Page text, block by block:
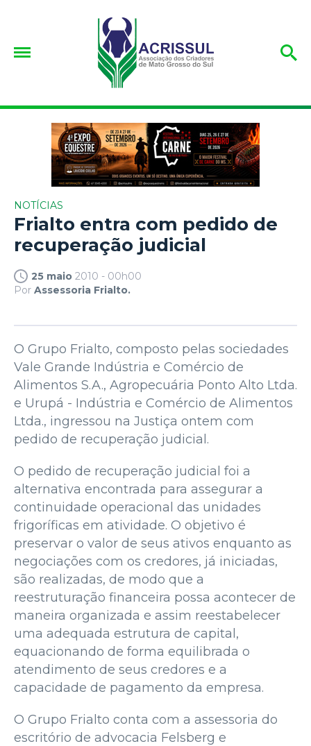
NOTÍCIAS
Frialto entra com pedido de
recuperação judicial
25 maio 2010 - 00h00
Por Assessoria Frialto.
O Grupo Frialto, composto pelas sociedades
Vale Grande Indústria e Comércio de
Alimentos S.A., Agropecuária Ponto Alto Ltda.
e Urupá - Indústria e Comércio de Alimentos
Ltda., ingressou na Justiça ontem com
pedido de recuperação judicial.
O pedido de recuperação judicial foi a
alternativa encontrada para assegurar a
continuidade operacional das unidades
frigoríficas em atividade. O objetivo é
preservar o valor de seus ativos enquanto as
negociações com os credores, já iniciadas,
são realizadas, de modo que a
reestruturação financeira possa acontecer de
maneira organizada e assim reestabelecer
uma adequada estrutura de capital,
equacionando de forma equilibrada o
atendimento de seus credores e a
capacidade de pagamento da empresa.
O Grupo Frialto conta com a assessoria do
escritório de advocacia Felsberg e